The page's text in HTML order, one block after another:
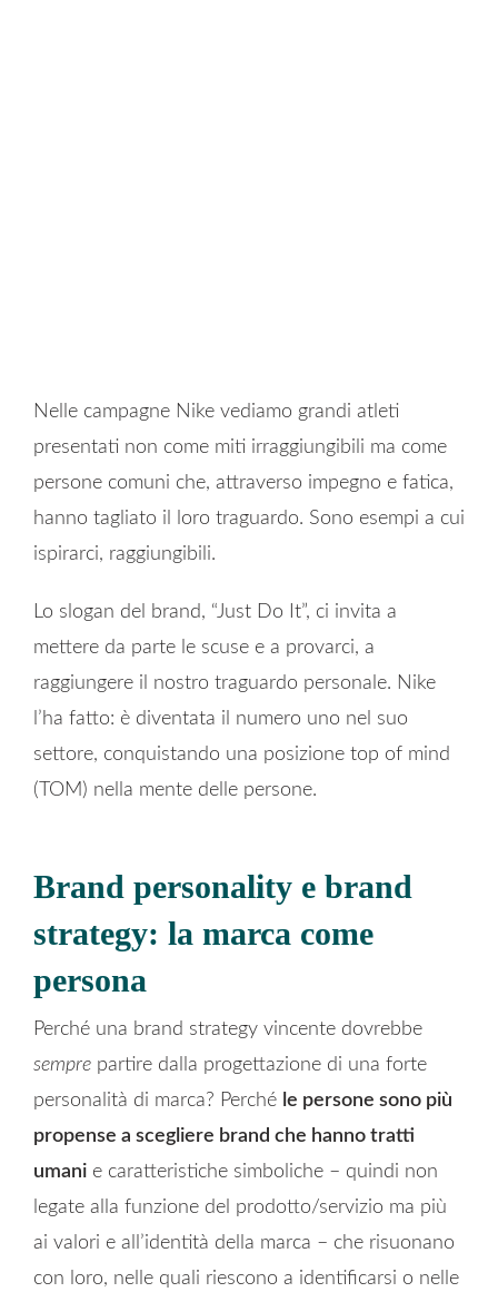
Nelle campagne Nike vediamo grandi atleti
presentati non come miti irraggiungibili ma come
persone comuni che, attraverso impegno e fatica,
hanno tagliato il loro traguardo. Sono esempi a cui
ispirarci, raggiungibili.
Lo slogan del brand, “Just Do It”, ci invita a
mettere da parte le scuse e a provarci, a
raggiungere il nostro traguardo personale. Nike
l’ha fatto: è diventata il numero uno nel suo
settore, conquistando una posizione top of mind
(TOM) nella mente delle persone.
Brand personality e brand
strategy: la marca come
persona
Perché una brand strategy vincente dovrebbe
sempre partire dalla progettazione di una forte
personalità di marca? Perché le persone sono più
propense a scegliere brand che hanno tratti
umani e caratteristiche simboliche – quindi non
legate alla funzione del prodotto/servizio ma più
ai valori e all’identità della marca – che risuonano
con loro, nelle quali riescono a identificarsi o nelle